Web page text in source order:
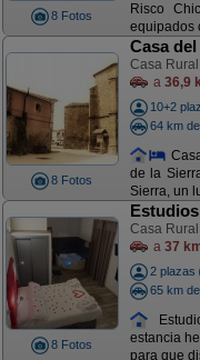
8 Fotos
Risco
equipados
8 Fotos
Casa
Casa
a 36,9
10+2
64 km
de la
Sierra, un
8 Fotos
Casa
a 37
2 plazas
65 km
estancia
para que